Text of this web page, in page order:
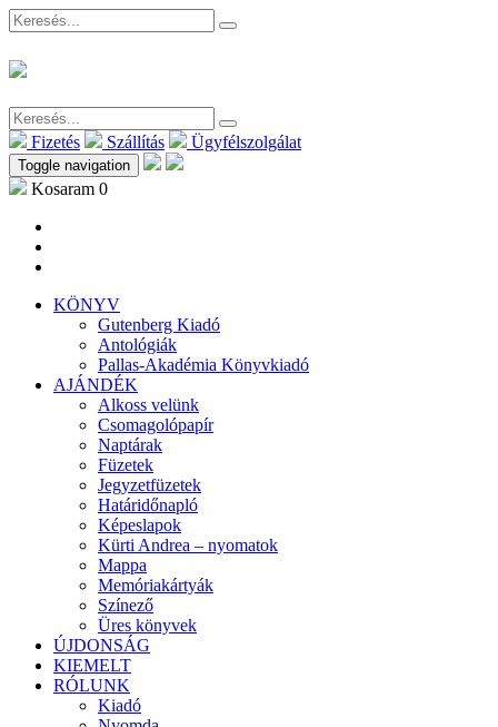
Fizetés Szállítás Ügyfélszolgálat
Toggle navigation
Kosaram 0
KÖNYV
Gutenberg Kiadó
Antológiák
Pallas-Akadémia Könyvkiadó
AJÁNDÉK
Alkoss velünk
Csomagolópapír
Naptárak
Füzetek
Jegyzetfüzetek
Határidőnapló
Képeslapok
Kürti Andrea – nyomatok
Mappa
Memóriakártyák
Színező
Üres könyvek
ÚJDONSÁG
KIEMELT
RÓLUNK
Kiadó